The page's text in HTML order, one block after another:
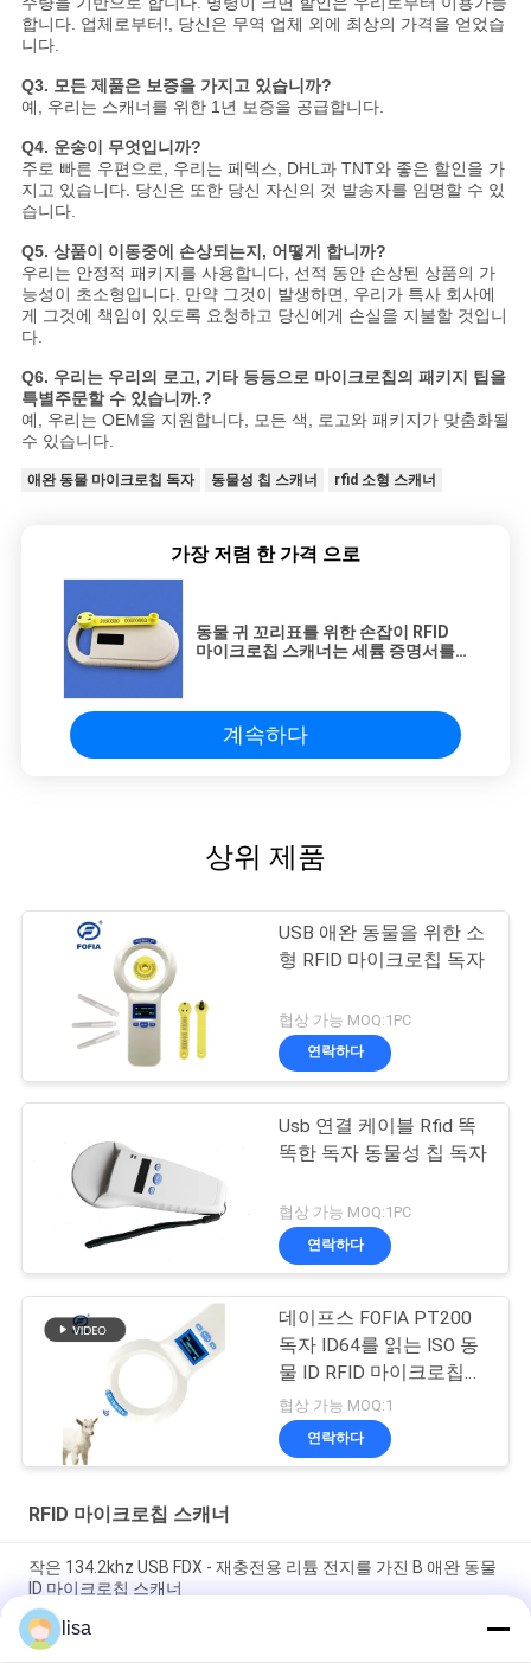
합니다. 업체로부터!, 당신은 무역 업체 외에 최상의 가격을 얻었습
니다.
Q3. 모든 제품은 보증을 가지고 있습니까?
예, 우리는 스캐너를 위한 1년 보증을 공급합니다.
Q4. 운송이 무엇입니까?
주로 빠른 우편으로, 우리는 페덱스, DHL과 TNT와 좋은 할인을 가
지고 있습니다. 당신은 또한 당신 자신의 것 발송자를 임명할 수 있
습니다.
Q5. 상품이 이동중에 손상되는지, 어떻게 합니까?
우리는 안정적 패키지를 사용합니다, 선적 동안 손상된 상품의 가
능성이 초소형입니다. 만약 그것이 발생하면, 우리가 특사 회사에
게 그것에 책임이 있도록 요청하고 당신에게 손실을 지불할 것입니
다.
Q6. 우리는 우리의 로고, 기타 등등으로 마이크로칩의 패키지 팁을
특별주문할 수 있습니까.?
예, 우리는 OEM을 지원합니다, 모든 색, 로고와 패키지가 맞춤화될
수 있습니다.
애완 동물 마이크로칩 독자 동물성 칩 스캐너 rfid 소형 스캐너
가장 저렴 한 가격 으로
동물 귀 꼬리표를 위한 손잡이 RFID
마이크로칩 스캐너는 세륨 증명서를
계속하다
상위 제품
USB 애완 동물을 위한 소
형 RFID 마이크로칩 독자
협상 가능 MOQ:1PC
연락하다
Usb 연결 케이블 Rfid 똑
똑한 독자 동물성 칩 독자
협상 가능 MOQ:1PC
연락하다
데이프스 FOFIA PT200
독자 ID64를 읽는 ISO 동
물 ID RFID 마이크로칩
스캐너
협상 가능 MOQ:1
연락하다
RFID 마이크로칩 스캐너
작은 134.2khz USB FDX - 재충전용 리튬 전지를 가진 B 애완 동물
ID 마이크로칩 스캐너
가축 / 애완 식별을 위한 134.2대 킬로 헤르츠 RFID 마이크로칩 동
lisa